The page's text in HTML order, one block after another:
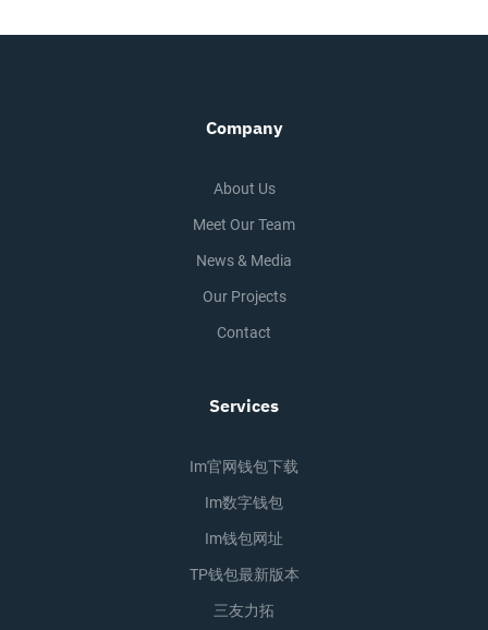
Company
About Us
Meet Our Team
News & Media
Our Projects
Contact
Services
Im官网钱包下载
Im数字钱包
Im钱包网址
TP钱包最新版本
三友力拓